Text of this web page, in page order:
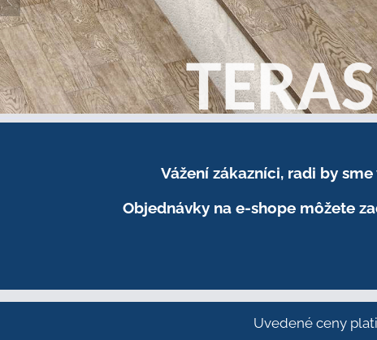
Vážení zákazníci, radi by
Objednávky na e-shope môžete
Uvedené ceny